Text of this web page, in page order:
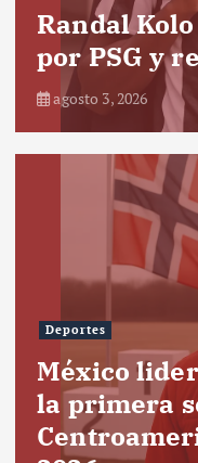
Randal
por PSG y
agosto 3, 2026
Deportes
México
la primera